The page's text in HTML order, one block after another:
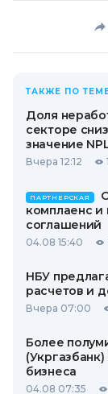
ТАКЖЕ ПО
Доля
секторе
значение
Вчера 12:12
ПАРТНЕРСКАЯ
комплаенс
соглашений
04.08 15:40
НБУ
расчетов и
Вчера 07:00
Более
бизнеса
04.08 07:35